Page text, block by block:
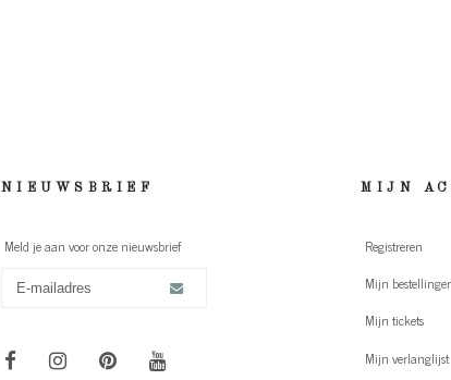
NIEUWSBRIEF
Meld je aan voor onze nieuwsbrief
MIJN
Registreren
Mijn
Mijn tickets
Mijn verlanglijst